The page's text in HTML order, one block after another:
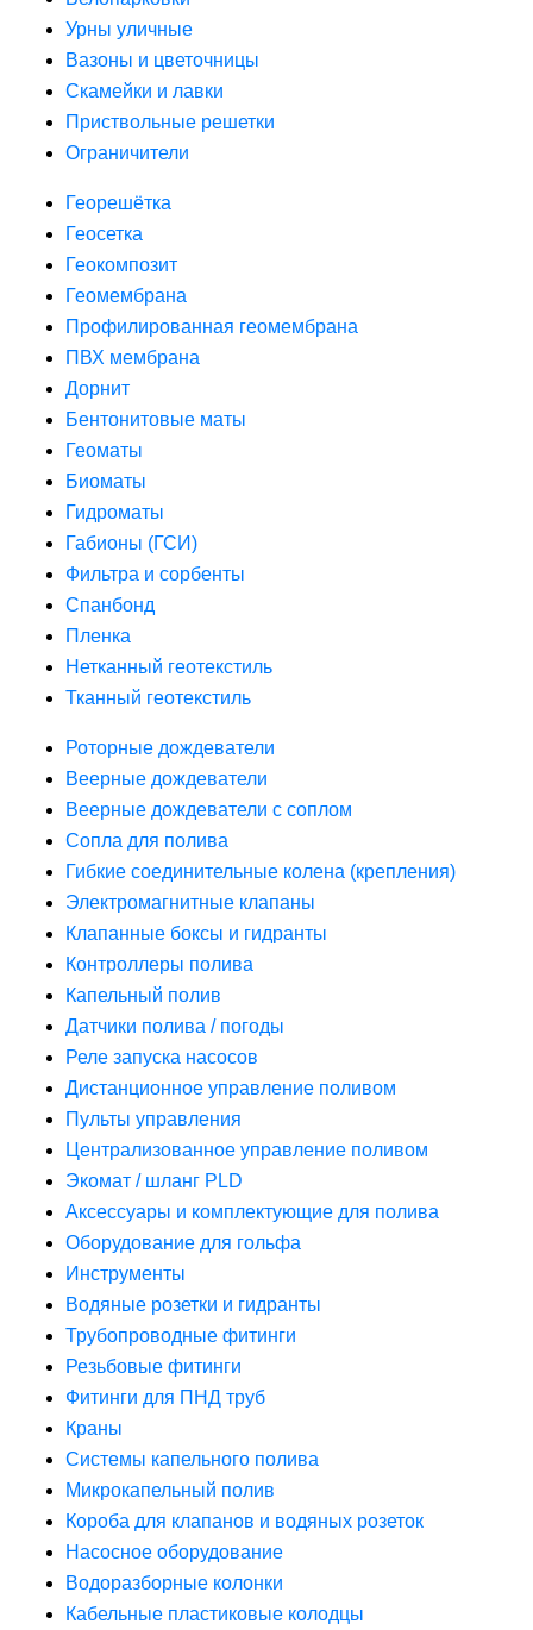
Урны уличные
Вазоны и цветочницы
Скамейки и лавки
Приствольные решетки
Ограничители
Георешётка
Геосетка
Геокомпозит
Геомембрана
Профилированная геомембрана
ПВХ мембрана
Дорнит
Бентонитовые маты
Геоматы
Биоматы
Гидроматы
Габионы (ГСИ)
Фильтра и сорбенты
Спанбонд
Пленка
Нетканный геотекстиль
Тканный геотекстиль
Роторные дождеватели
Веерные дождеватели
Веерные дождеватели с соплом
Сопла для полива
Гибкие соединительные колена (крепления)
Электромагнитные клапаны
Клапанные боксы и гидранты
Контроллеры полива
Капельный полив
Датчики полива / погоды
Реле запуска насосов
Дистанционное управление поливом
Пульты управления
Централизованное управление поливом
Экомат / шланг PLD
Аксессуары и комплектующие для полива
Оборудование для гольфа
Инструменты
Водяные розетки и гидранты
Трубопроводные фитинги
Резьбовые фитинги
Фитинги для ПНД труб
Краны
Системы капельного полива
Микрокапельный полив
Короба для клапанов и водяных розеток
Насосное оборудование
Водоразборные колонки
Кабельные пластиковые колодцы